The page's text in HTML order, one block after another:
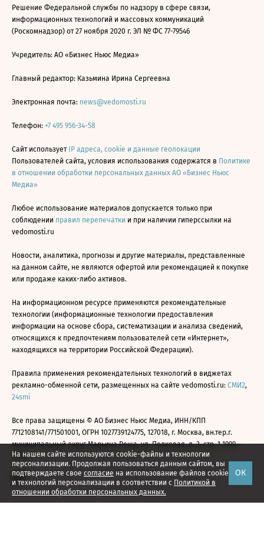
На нашем сайте используются cookie-файлы и технологии
персонализации. Продолжая пользоваться данным сайтом, вы
подтверждаете свое согласие на использование файлов cookie
и технологий персонализации в соответствии с Политикой в
отношении обработки персональных данных.
ОК
Решение Федеральной службы по надзору в сфере связи,
информационных технологий и массовых коммуникаций
(Роскомнадзор) от 27 ноября 2020 г. ЭЛ № ФС 77-79546
Учредитель: АО «Бизнес Ньюс Медиа»
Главный редактор: Казьмина Ирина Сергеевна
Электронная почта: news@vedomosti.ru
Телефон: +7 495 956-34-58
Сайт использует IP адреса, cookie и данные геолокации
Пользователей сайта, условия использования содержатся в Политике
в отношении обработки персональных данных АО «Бизнес Ньюс
Медиа»
Любое использование материалов допускается только при
соблюдении правил перепечатки и при наличии гиперссылки на
vedomosti.ru
Новости, аналитика, прогнозы и другие материалы, представленные
на данном сайте, не являются офертой или рекомендацией к покупке
или продаже каких-либо активов.
На информационном ресурсе применяются рекомендательные
технологии (информационные технологии предоставления
информации на основе сбора, систематизации и анализа сведений,
относящихся к предпочтениям пользователей сети «Интернет»,
находящихся на территории Российской Федерации).
Правила применения рекомендательных технологий в виджетах
рекламно-обменной сети, размещенных на сайте vedomosti.ru: СМИ2,
24smi
Все права защищены © АО Бизнес Ньюс Медиа, ИНН/КПП
7712108141/771501001, ОГРН 1027739124775, 127018, г. Москва, вн.тер.г.
муниципальный округ Марьина Роща, ул. Полковая, д. 3, стр. 1 1999—
2026